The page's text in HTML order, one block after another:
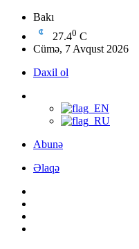
Bakı
27.40 C
Cümə, 7 Avqust 2026
Daxil ol
Abunə
Əlaqə